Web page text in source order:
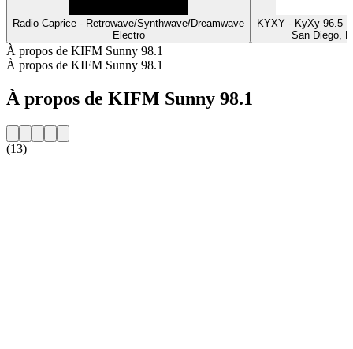
Radio Caprice - Retrowave/Synthwave/Dreamwave
Electro
KYXY - KyXy 96.5
San Diego,
À propos de KIFM Sunny 98.1
À propos de KIFM Sunny 98.1
À propos de KIFM Sunny 98.1
(13)